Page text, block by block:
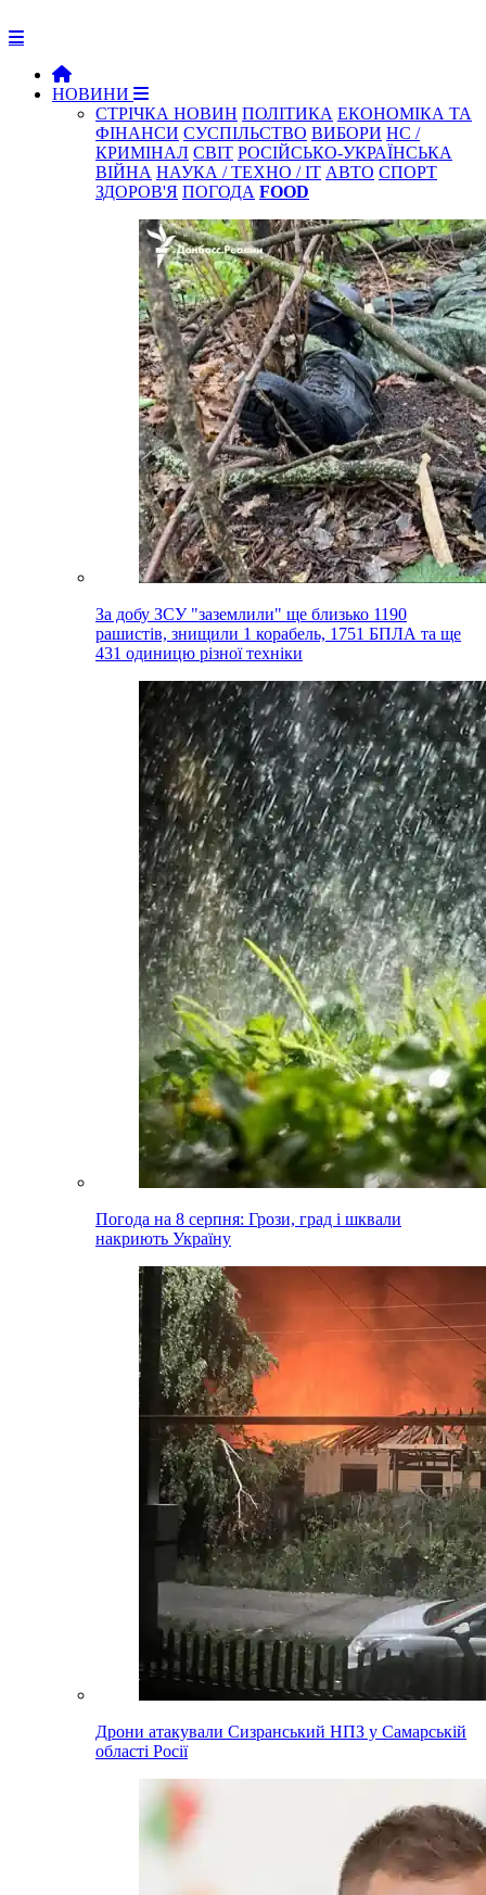
НОВИНИ
СТРІЧКА НОВИН ПОЛІТИКА ЕКОНОМІКА ТА
ФІНАНСИ СУСПІЛЬСТВО ВИБОРИ НС /
КРИМІНАЛ СВІТ РОСІЙСЬКО-УКРАЇНСЬКА
ВІЙНА НАУКА / ТЕХНО / IT АВТО СПОРТ
ЗДОРОВ'Я ПОГОДА FOOD
За добу ЗСУ "заземлили" ще близько 1190
рашистів, знищили 1 корабель, 1751 БПЛА та ще
431 одиницю різної техніки
Погода на 8 серпня: Грози, град і шквали
накриють Україну
Дрони атакували Сизранський НПЗ у Самарській
області Росії